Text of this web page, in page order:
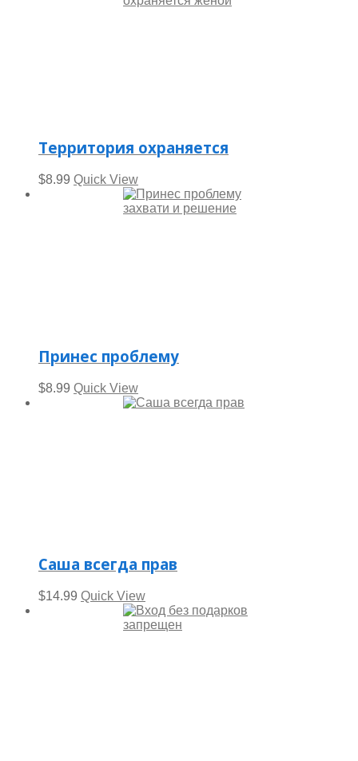
Территория охраняется
$8.99 Quick View
Принес проблему
$8.99 Quick View
Саша всегда прав
$14.99 Quick View